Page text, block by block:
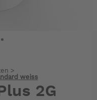
>
weiss
2G